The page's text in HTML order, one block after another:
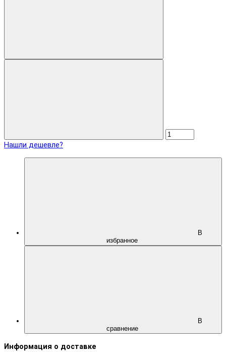
Нашли дешевле?
В
избранное
В
сравнение
Информация о доставке